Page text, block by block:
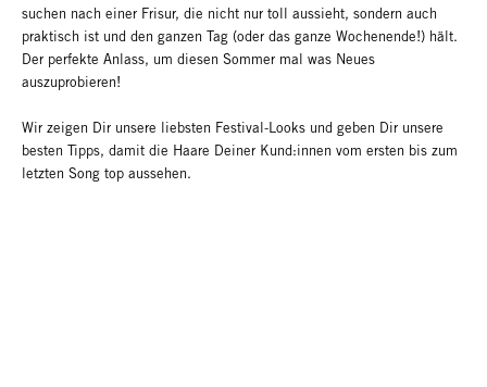
suchen nach einer Frisur, die nicht nur toll aussieht, sondern auch
praktisch ist und den ganzen Tag (oder das ganze Wochenende!) hält.
Der perfekte Anlass, um diesen Sommer mal was Neues
auszuprobieren!
Wir zeigen Dir unsere liebsten Festival-Looks und geben Dir unsere
besten Tipps, damit die Haare Deiner Kund:innen vom ersten bis zum
letzten Song top aussehen.